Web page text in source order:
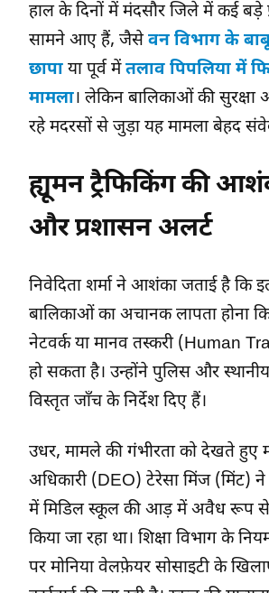
हाल के दिनों में मंदसौर जिले में कई बड़े
सामने आए हैं, जैसेवन विभाग के
छापा या पूर्व मेंतलाव पिपलिया में
मामला। लेकिन बालिकाओं की
रहे मदरसों से जुड़ा यह मामला बेहद
ह्यूमन ट्रैफिकिंग की
और प्रशासन अलर्ट
निवेदिता शर्मा ने आशंका जताई है कि
बालिकाओं का अचानक लापता होना
नेटवर्क या मानव तस्करी (Human
हो सकता है। उन्होंने पुलिस और
विस्तृत जाँच के निर्देश दिए हैं।
उधर, मामले की गंभीरता को देखते हुए
अधिकारी (DEO) टेरेसा मिंज (मिंट) ने
में मिडिल स्कूल की आड़ में अवैध रूप से
किया जा रहा था। शिक्षा विभाग के
पर मोनिया वेलफ़ेयर सोसाइटी के